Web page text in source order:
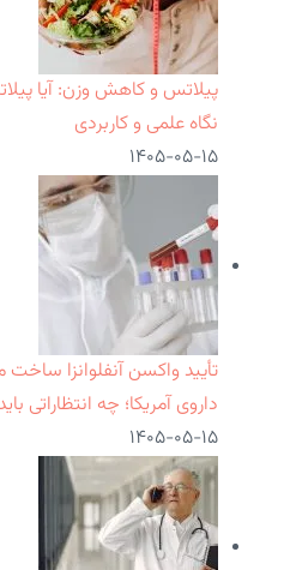
پیلاتس و کاهش وزن: آیا
نگاه علمی و کاربردی
۱۴۰۵-۰۵-۱۵
تأیید واکسن آنفلوانزا
داروی آمریکا؛ چه انتظاراتی
۱۴۰۵-۰۵-۱۵